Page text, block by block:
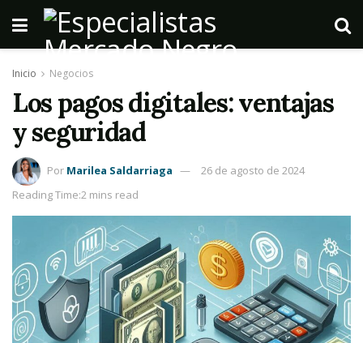
Inicio Negocios
Los pagos digitales: ventajas
y seguridad
Por Marilea Saldarriaga
26 de agosto de 2024
Reading Time:2 mins read